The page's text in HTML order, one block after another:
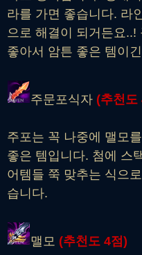
라를 가면 좋습니다. 라
으로 해결이 되거든요
좋아서 암튼 좋은 템이
주문포식자 (추천도
주포는 꼭 나중에 맬모
좋은 템입니다. 첨에 스
어템들 쭉 맞추는 식으
습니다.
맬모 (추천도 4점)